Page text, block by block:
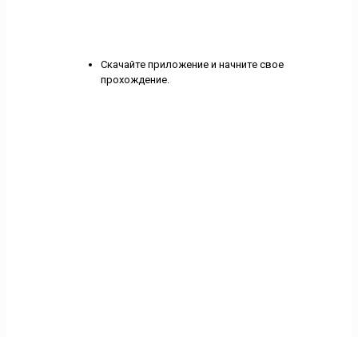
Скачайте приложение и начните свое
прохождение.